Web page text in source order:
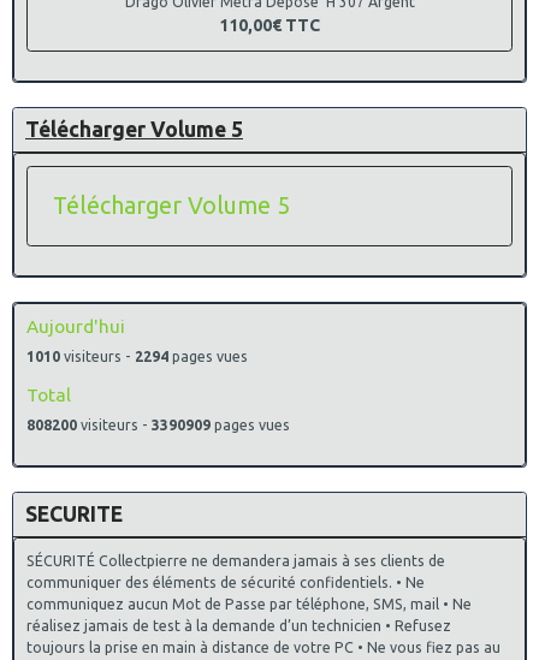
110,00€ TTC
Télécharger Volume 5
Télécharger Volume 5
Aujourd'hui
1010 visiteurs - 2294 pages vues
Total
808200 visiteurs - 3390909 pages vues
SECURITE
SÉCURITÉ Collectpierre ne demandera jamais à ses clients de
communiquer des éléments de sécurité confidentiels. • Ne
communiquez aucun Mot de Passe par téléphone, SMS, mail • Ne
réalisez jamais de test à la demande d’un technicien • Refusez
toujours la prise en main à distance de votre PC • Ne vous fiez pas au